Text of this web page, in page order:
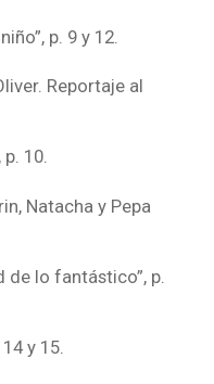
p. 9 y 12.
Reportaje al
10.
Natacha y Pepa
de lo fantástico”, p.
y 15.